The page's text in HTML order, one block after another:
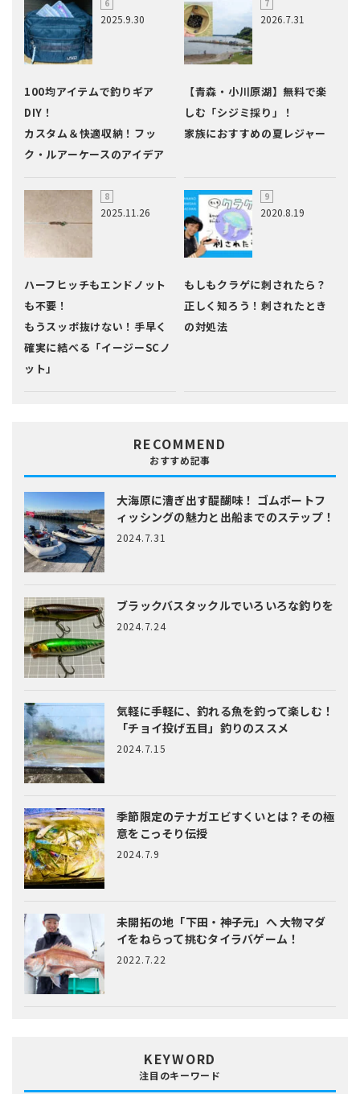
2025.9.30
100均アイテムで釣りギア
DIY！
カスタム＆快適収納！フッ
ク・ルアーケースのアイデア
2026.7.31
【青森・小川原湖】無料で楽
しむ「シジミ採り」！
家族におすすめの夏レジャー
2025.11.26
ハーフヒッチもエンドノット
も不要！
もうスッポ抜けない！手早く
確実に結べる「イージーSCノ
ット」
2020.8.19
もしもクラゲに刺されたら？
正しく知ろう！刺されたとき
の対処法
RECOMMEND
おすすめ記事
大海原に漕ぎ出す醍醐味！ ゴムボートフ
ィッシングの魅力と出船までのステップ！
2024.7.31
ブラックバスタックルでいろいろな釣りを
2024.7.24
気軽に手軽に、釣れる魚を釣って楽しむ！
「チョイ投げ五目」釣りのススメ
2024.7.15
季節限定のテナガエビすくいとは？ その極
意をこっそり伝授
2024.7.9
未開拓の地「下田・神子元」へ大物マダ
イをねらって挑むタイラバゲーム！
2022.7.22
KEYWORD
注目のキーワード